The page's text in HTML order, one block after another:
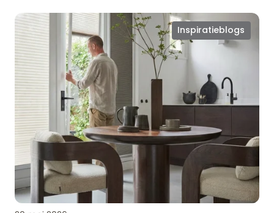
Inspiratieblogs
Slimme
raamoplossingen:
EasyClick®
en
EasyEdge®